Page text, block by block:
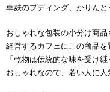
車麸のプディング、かりんと
おしゃれな包装の小分け商品
経営するカフェにこの商品を
「乾物は伝統的な味を受け
おしゃれなので、若い人に人